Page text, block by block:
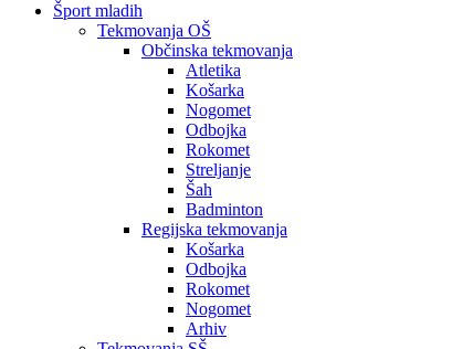
Šport mladih
Tekmovanja OŠ
Občinska tekmovanja
Atletika
Košarka
Nogomet
Odbojka
Rokomet
Streljanje
Šah
Badminton
Regijska tekmovanja
Košarka
Odbojka
Rokomet
Nogomet
Arhiv